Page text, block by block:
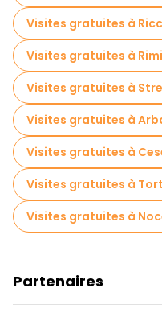
Visites gratuites à
Visites gratuites à
Visites gratuites à
Visites gratuites à
Visites gratuites à
Visites gratuites à
Visites gratuites à
Partenaires